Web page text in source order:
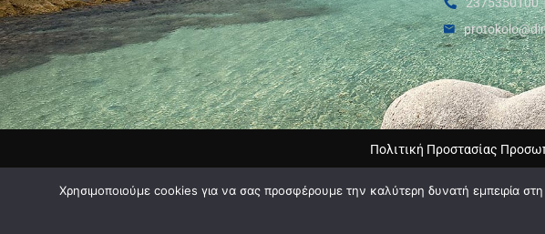
Πολιτική Προστασίας
2024 ©
Χρησιμοποιούμε cookies για να σας προσφέρουμε την καλύτερη δυνατή εμπειρία